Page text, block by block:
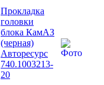
Прокладка
головки
блока КамАЗ
(черная)
Авторесурс
740.1003213-
20